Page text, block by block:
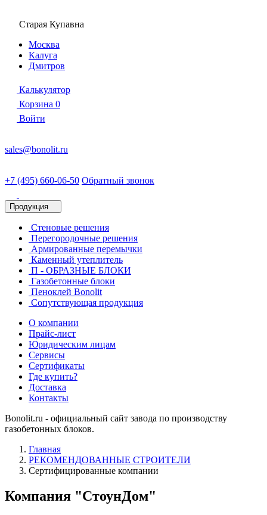
Старая Купавна
Москва
Калуга
Дмитров
Калькулятор
Корзина 0
Войти
sales@bonolit.ru
+7 (495) 660-06-50 Обратный звонок
Продукция
Стеновые решения
Перегородочные решения
Армированные перемычки
Каменный утеплитель
П - ОБРАЗНЫЕ БЛОКИ
Газобетонные блоки
Пеноклей Bonolit
Сопутствующая продукция
О компании
Прайс-лист
Юридическим лицам
Сервисы
Сертификаты
Где купить?
Доставка
Контакты
Bonolit.ru - официальный сайт завода по производству
газобетонных блоков.
Главная
РЕКОМЕНДОВАННЫЕ СТРОИТЕЛИ
Сертифицированные компании
Компания "СтоунДом"